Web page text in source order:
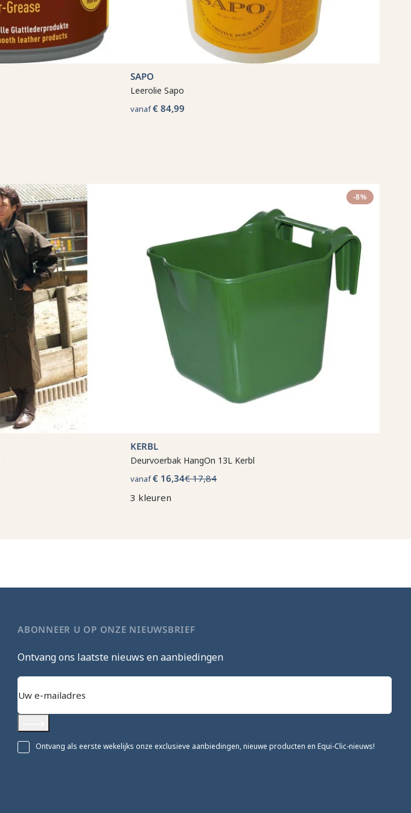
SAPO
Leerolie Sapo
vanaf€ 84,99
-8%
KERBL
Deurvoerbak HangOn 13L Kerbl
vanaf€ 16,34€ 17,84
3 kleuren
ABONNEER U OP ONZE NIEUWSBRIEF
Ontvang ons laatste nieuws en aanbiedingen
Ontvang als eerste wekelijks onze exclusieve aanbiedingen, nieuwe producten en Equi-Clic-nieuws!